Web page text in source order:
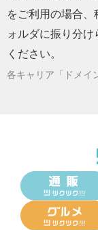
をご利用の場合、
ォルダに振り分
ください。
各キャリア「ドメイ